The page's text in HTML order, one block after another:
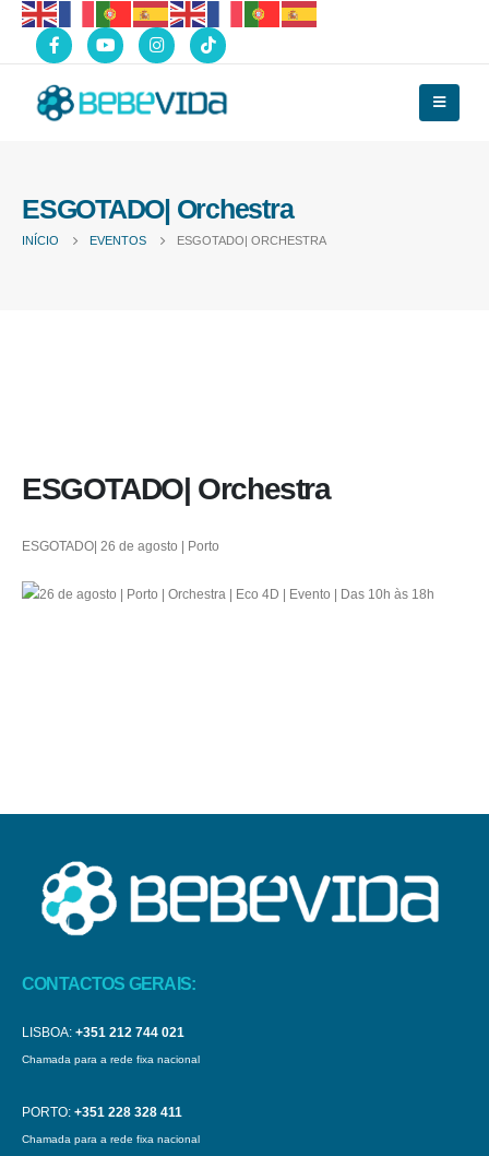
ESGOTADO| Orchestra
INÍCIO EVENTOS ESGOTADO| ORCHESTRA
ESGOTADO| Orchestra
ESGOTADO| 26 de agosto | Porto
CONTACTOS GERAIS:
LISBOA: +351 212 744 021
Chamada para a rede fixa nacional
PORTO: +351 228 328 411
Chamada para a rede fixa nacional